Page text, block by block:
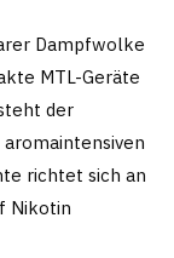
Dampfwolke
MTL-Geräte
der
richtet sich an
Nikotin